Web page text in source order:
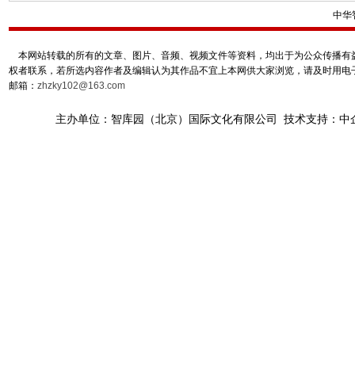
中华
本网站转载的所有的文章、图片、音频、视频文件等资料，均出于为公众传播
权者联系，若所选内容作者及编辑认为其作品不宜上本网供大家浏览，请及时用
邮箱： zhzky102@163.com
主办单位：智库园（北京）国际文化有限公司 技术支持：